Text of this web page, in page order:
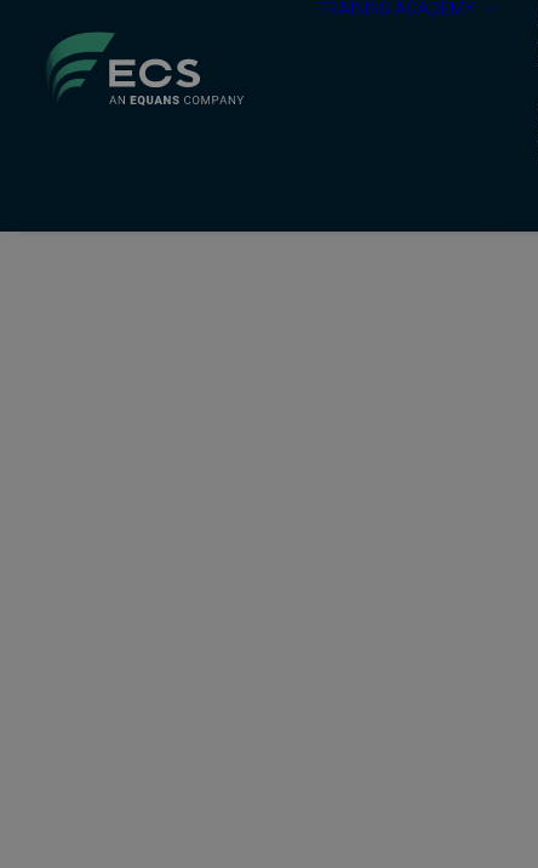
TRAINING ACADEMY